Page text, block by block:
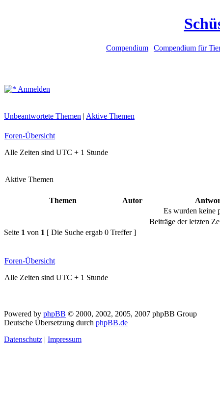
Compendium | Compendium für
Anmelden
Unbeantwortete Themen | Aktive Themen
Foren-Übersicht
Alle Zeiten sind UTC + 1 Stunde
Aktive Themen
Themen Autor
Es wurden keine
Beiträge der letzten
Seite 1 von 1 [ Die Suche ergab 0 Treffer ]
Foren-Übersicht
Alle Zeiten sind UTC + 1 Stunde
Powered by phpBB © 2000, 2002, 2005, 2007 phpBB Group
Deutsche Übersetzung durch phpBB.de
Datenschutz | Impressum